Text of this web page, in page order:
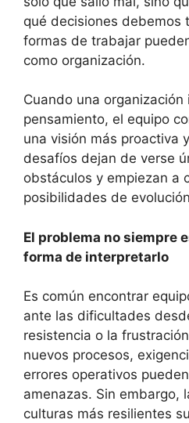
qué decisiones debemos
formas de trabajar
como organización.
Cuando una
pensamiento, el equipo
una visión más proactiva
desafíos dejan de verse
obstáculos y empiezan a
posibilidades de
El problema no siempre
forma de interpretarlo
Es común encontrar
ante las dificultades
resistencia o la
nuevos procesos,
errores operativos
amenazas. Sin embargo,
culturas más resilientes